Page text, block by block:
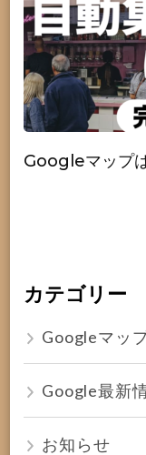
Googleマップ
カテゴリー
Googleマッ
Google最新
お知らせ